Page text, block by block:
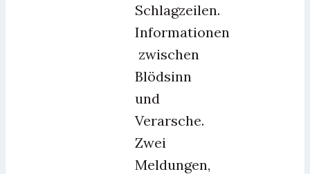
Schlagzeilen.
Informationen
zwischen
Blödsinn
und
Verarsche.
Zwei
Meldungen,